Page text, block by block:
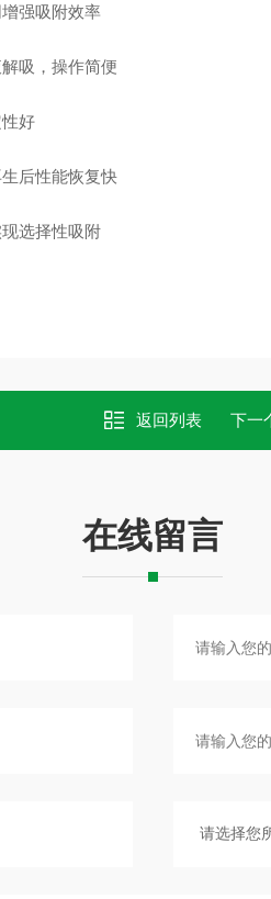
强吸附效率
吸，操作简便
好
后性能恢复快
选择性吸附
返回列表 下一
在线留言